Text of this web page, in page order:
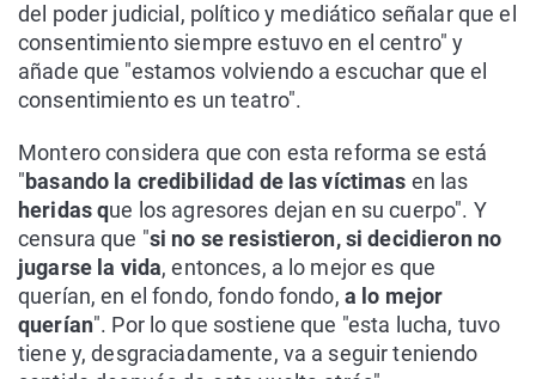
del poder judicial, político y mediático señalar que el
consentimiento siempre estuvo en el centro" y
añade que "estamos volviendo a escuchar que el
consentimiento es un teatro".
Montero considera que con esta reforma se está
"basando la credibilidad de las víctimas en las
heridas que los agresores dejan en su cuerpo". Y
censura que "si no se resistieron, si decidieron no
jugarse la vida, entonces, a lo mejor es que
querían, en el fondo, fondo fondo, a lo mejor
querían". Por lo que sostiene que "esta lucha, tuvo
tiene y, desgraciadamente, va a seguir teniendo